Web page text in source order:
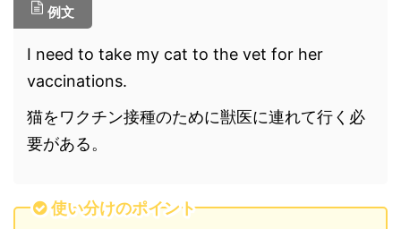
例文
I need to take my cat to the vet for her
vaccinations.
猫をワクチン接種のために獣医に連れて行く必
要がある。
使い分けのポイント